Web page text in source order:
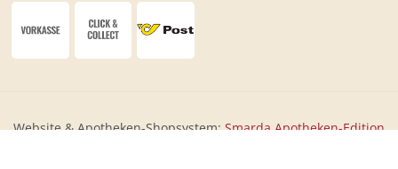
Website & Apotheken-Shopsystem:Smarda Apotheken-Edition